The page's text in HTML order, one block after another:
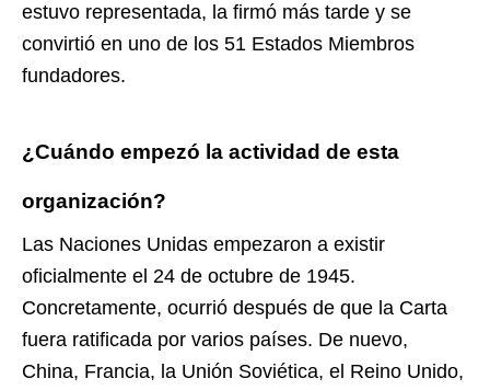
estuvo representada, la firmó más tarde y se
convirtió en uno de los 51 Estados Miembros
fundadores.
¿Cuándo empezó la actividad de esta
organización?
Las Naciones Unidas empezaron a existir
oficialmente el 24 de octubre de 1945.
Concretamente, ocurrió después de que la Carta
fuera ratificada por varios países. De nuevo,
China, Francia, la Unión Soviética, el Reino Unido,